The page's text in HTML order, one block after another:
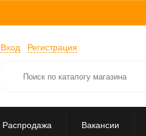
Вход Регистрация
Распродажа Вакансии